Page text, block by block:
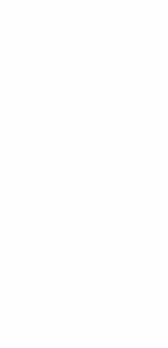
romane à l’ouest.
de style...
!